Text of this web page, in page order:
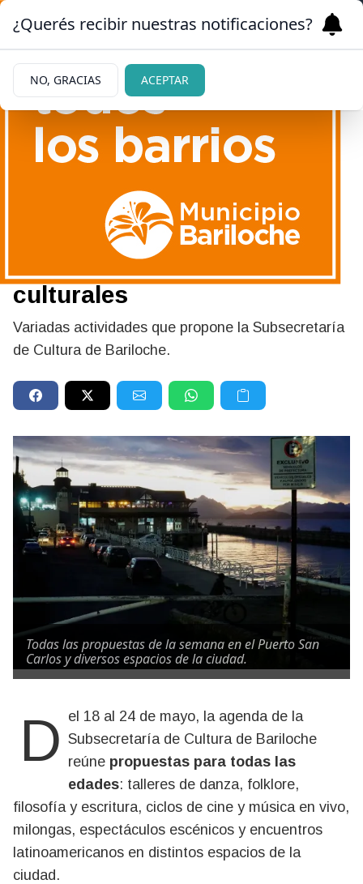
Bariloche despliega una
semana de música, danza,
talleres y encuentros
culturales
Variadas actividades que propone la Subsecretaría
de Cultura de Bariloche.
Todas las propuestas de la semana en el Puerto San
Carlos y diversos espacios de la ciudad.
Del 18 al 24 de mayo, la agenda de la Subsecretaría de Cultura de Bariloche
reúne propuestas para todas las
edades: talleres de danza, folklore,
filosofía y escritura, ciclos de cine y música en vivo,
milongas, espectáculos escénicos y encuentros
latinoamericanos en distintos espacios de la
ciudad.
¿Querés recibir nuestras notificaciones?
NO, GRACIAS ACEPTAR